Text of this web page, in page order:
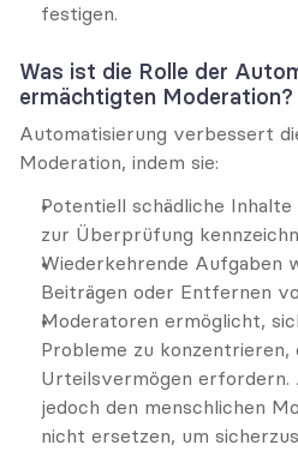
festigen.
Was ist die Rolle der
ermächtigten Moderation?
Automatisierung verbessert
Moderation, indem sie:
Potentiell schädliche
zur Überprüfung
Wiederkehrende Aufgaben
Beiträgen oder Entfernen
Moderatoren ermöglicht,
Probleme zu konzentrieren,
Urteilsvermögen erfordern.
jedoch den menschlichen
nicht ersetzen, um